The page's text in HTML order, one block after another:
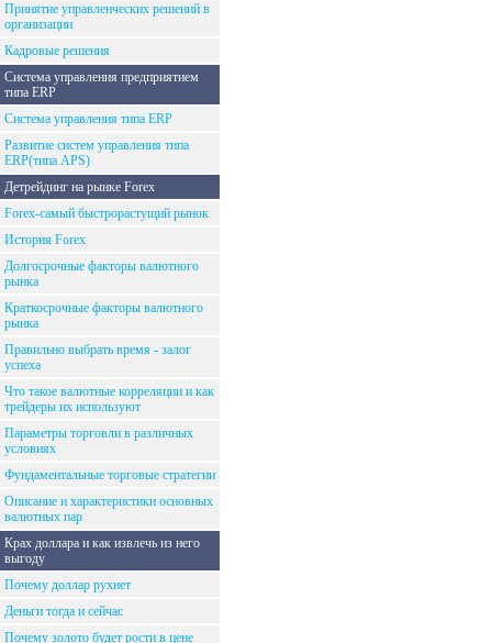
Принятие управленческих решений в
организации
Кадровые решения
Система управления предприятием
типа ERP
Система управления типа ERP
Развитие систем управления типа
ERP(типа APS)
Детрейдинг на рынке Forex
Forex-самый быстрорастущий рынок
История Forex
Долгосрочные факторы валютного
рынка
Краткосрочные факторы валютного
рынка
Правильно выбрать время - залог
успеха
Что такое валютные корреляции и как
трейдеры их используют
Параметры торговли в различных
условиях
Фундаментальные торговые стратегии
Описание и характеристики основных
валютных пар
Крах доллара и как извлечь из него
выгоду
Почему доллар рухнет
Деньги тогда и сейчас
Почему золото будет рости в цене